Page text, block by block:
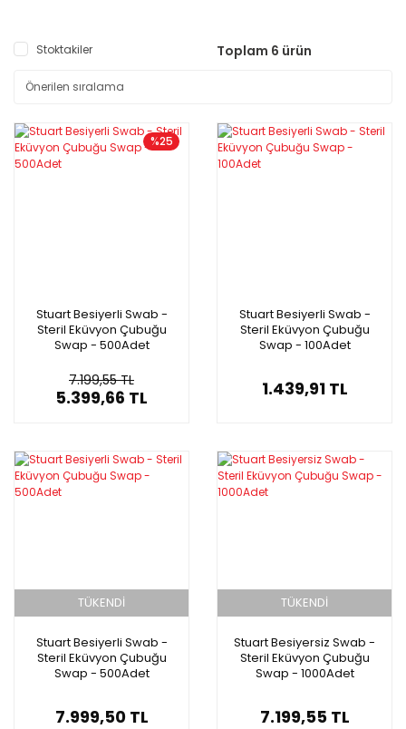
Stoktakiler Toplam 6 ürün
%25
Stuart Besiyerli Swab -
Steril Eküvyon Çubuğu
Swap - 500Adet
7.199,55 TL
5.399,66 TL
Stuart Besiyerli Swab -
Steril Eküvyon Çubuğu
Swap - 100Adet
1.439,91 TL
TÜKENDİ
Stuart Besiyerli Swab -
Steril Eküvyon Çubuğu
Swap - 500Adet
7.999,50 TL
TÜKENDİ
Stuart Besiyersiz Swab -
Steril Eküvyon Çubuğu
Swap - 1000Adet
7.199,55 TL